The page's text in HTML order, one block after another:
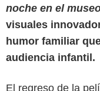
noche en el
visuales
humor familiar
audiencia infantil.
El regreso de la